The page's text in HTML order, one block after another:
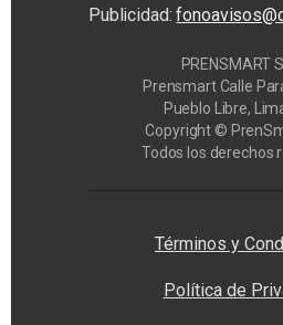
Publicidad:
PRENSMART
Prensmart Calle
Pueblo Libre,
Copyright ©
Todos los derechos
Términos y
Política de